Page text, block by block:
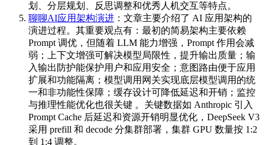
划、分层规划、反思调整和优秀人机交互等特点。
聊聊AI应用架构演进 ：文章主要介绍了 AI 应用架构的
演进过程。其重要观点有：最初的简易架构主要依赖
Prompt 调优，但随着 LLM 能力增强，Prompt 作用会减
弱；上下文增强可解决模型局限性，提升输出质量；输
入输出防护能保护用户和应用安全；意图路由便于应用
扩展和功能隔离；模型调用网关实现底层模型调用的统
一和非功能性保障；缓存设计可降低延迟和开销；监控
与推理性能优化也很关键 。关键数据如 Anthropic 引入
Prompt Cache 后延迟和资源开销明显优化，DeepSeek V3
采用 prefill 和 decode 分集群部署，集群 GPU 数量按 1:2
到 1:4 调整。